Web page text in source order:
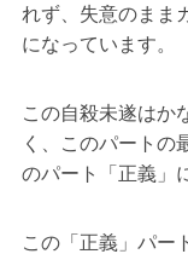
れず、失意のまま
になっています。
この自殺未遂はか
く、このパートの
のパート「正義」
この「正義」パー